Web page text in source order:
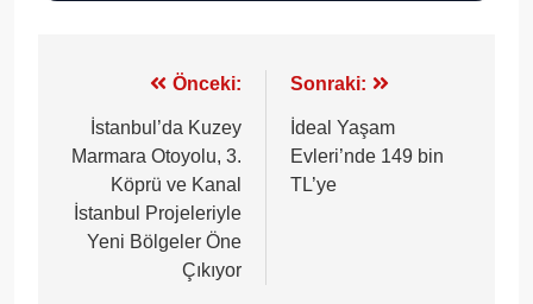
gezinmesi
Önceki:
İstanbul’da Kuzey
Marmara Otoyolu, 3.
Köprü ve Kanal
İstanbul Projeleriyle
Yeni Bölgeler Öne
Çıkıyor
Sonraki:
İdeal Yaşam
Evleri’nde 149 bin
TL’ye